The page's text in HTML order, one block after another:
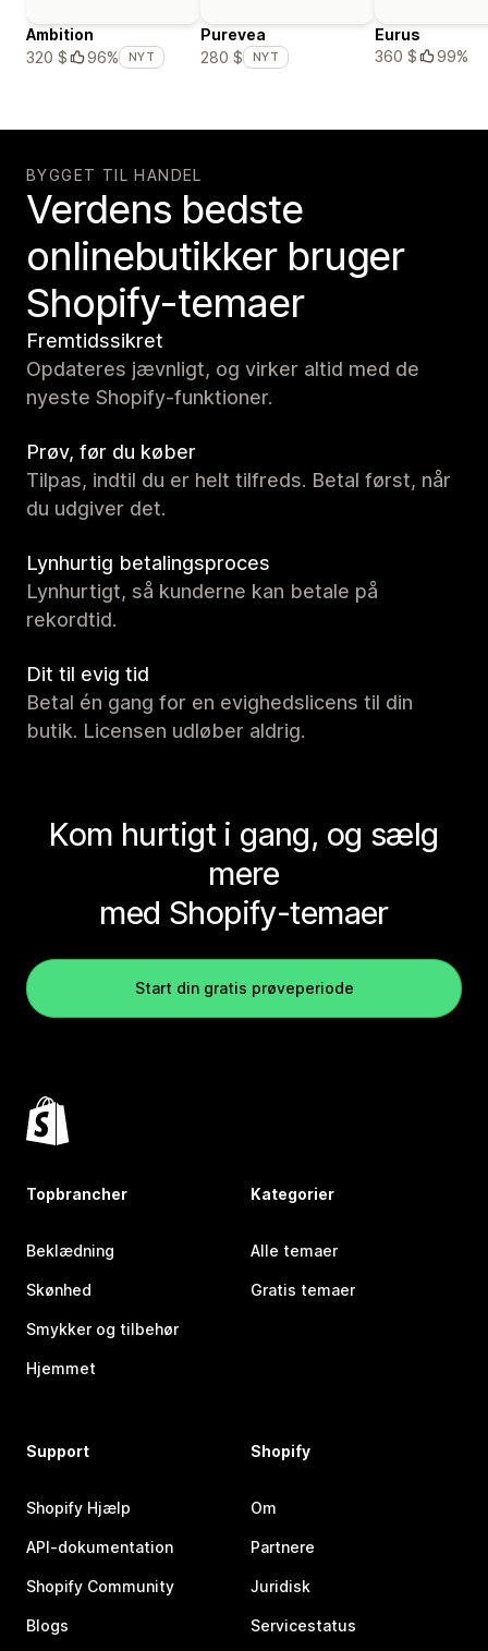
Ambition
320 $
96% NYT
Purevea
280 $
NYT
Eurus
360 $
99%
BYGGET TIL HANDEL
Verdens bedste
onlinebutikker bruger
Shopify-temaer
Fremtidssikret
Opdateres jævnligt, og virker altid med de
nyeste Shopify-funktioner.
Prøv, før du køber
Tilpas, indtil du er helt tilfreds. Betal først, når
du udgiver det.
Lynhurtig betalingsproces
Lynhurtigt, så kunderne kan betale på
rekordtid.
Dit til evig tid
Betal én gang for en evighedslicens til din
butik. Licensen udløber aldrig.
Kom hurtigt i gang, og sælg
mere
med Shopify-temaer
Start din gratis prøveperiode
Topbrancher
Beklædning
Skønhed
Smykker og tilbehør
Hjemmet
Kategorier
Alle temaer
Gratis temaer
Support
Shopify Hjælp
API-dokumentation
Shopify Community
Blogs
Shopify
Om
Partnere
Juridisk
Servicestatus